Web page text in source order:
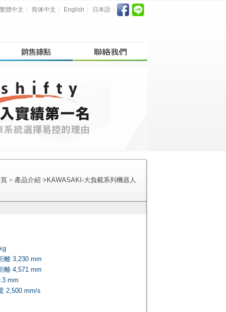
繁體中文 简体中文 English 日本語
> 產品介紹 > KAWASAKI-大負載系列機器人
離 3,230 mm
離 4,571 mm
mm
2,500 mm/s